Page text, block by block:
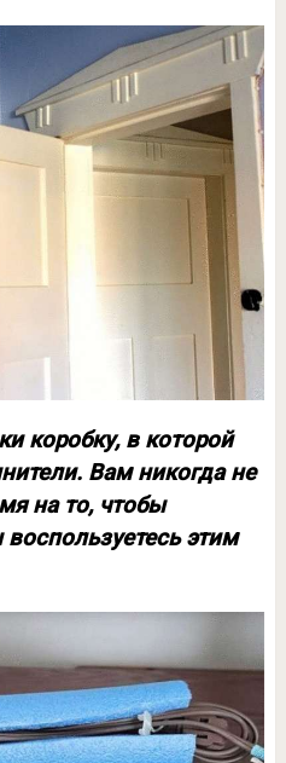
коробку, в которой
Вам никогда не
на то, чтобы
этим